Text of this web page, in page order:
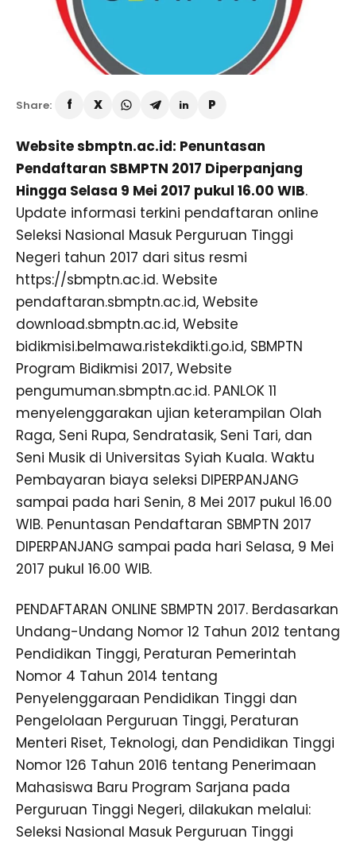
Share:
Website sbmptn.ac.id: Penuntasan
Pendaftaran SBMPTN 2017 Diperpanjang
Hingga Selasa 9 Mei 2017 pukul 16.00 WIB.
Update informasi terkini pendaftaran online
Seleksi Nasional Masuk Perguruan Tinggi
Negeri tahun 2017 dari situs resmi
https://sbmptn.ac.id. Website
pendaftaran.sbmptn.ac.id, Website
download.sbmptn.ac.id, Website
bidikmisi.belmawa.ristekdikti.go.id, SBMPTN
Program Bidikmisi 2017, Website
pengumuman.sbmptn.ac.id. PANLOK 11
menyelenggarakan ujian keterampilan Olah
Raga, Seni Rupa, Sendratasik, Seni Tari, dan
Seni Musik di Universitas Syiah Kuala. Waktu
Pembayaran biaya seleksi DIPERPANJANG
sampai pada hari Senin, 8 Mei 2017 pukul 16.00
WIB. Penuntasan Pendaftaran SBMPTN 2017
DIPERPANJANG sampai pada hari Selasa, 9 Mei
2017 pukul 16.00 WIB.
PENDAFTARAN ONLINE SBMPTN 2017. Berdasarkan
Undang-Undang Nomor 12 Tahun 2012 tentang
Pendidikan Tinggi, Peraturan Pemerintah
Nomor 4 Tahun 2014 tentang
Penyelenggaraan Pendidikan Tinggi dan
Pengelolaan Perguruan Tinggi, Peraturan
Menteri Riset, Teknologi, dan Pendidikan Tinggi
Nomor 126 Tahun 2016 tentang Penerimaan
Mahasiswa Baru Program Sarjana pada
Perguruan Tinggi Negeri, dilakukan melalui:
Seleksi Nasional Masuk Perguruan Tinggi